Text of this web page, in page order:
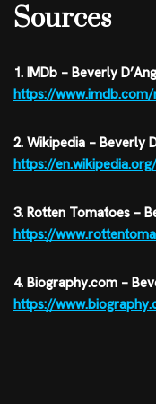
Sources
1. IMDb – Beverly
https://
2. Wikipedia – Beverly
https://
3. Rotten Tomatoes –
https://
4. Biography.com –
https://